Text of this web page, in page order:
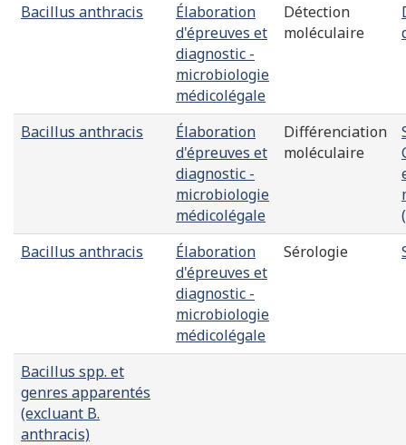
Bacillus anthracis
Élaboration
d'épreuves et
diagnostic -
microbiologie
médicolégale
Détection
moléculaire
Bacillus anthracis
Élaboration
d'épreuves et
diagnostic -
microbiologie
médicolégale
Différenciation
moléculaire
Bacillus anthracis
Élaboration
d'épreuves et
diagnostic -
microbiologie
médicolégale
Sérologie
Bacillus spp. et
genres apparentés
(excluant B.
anthracis)